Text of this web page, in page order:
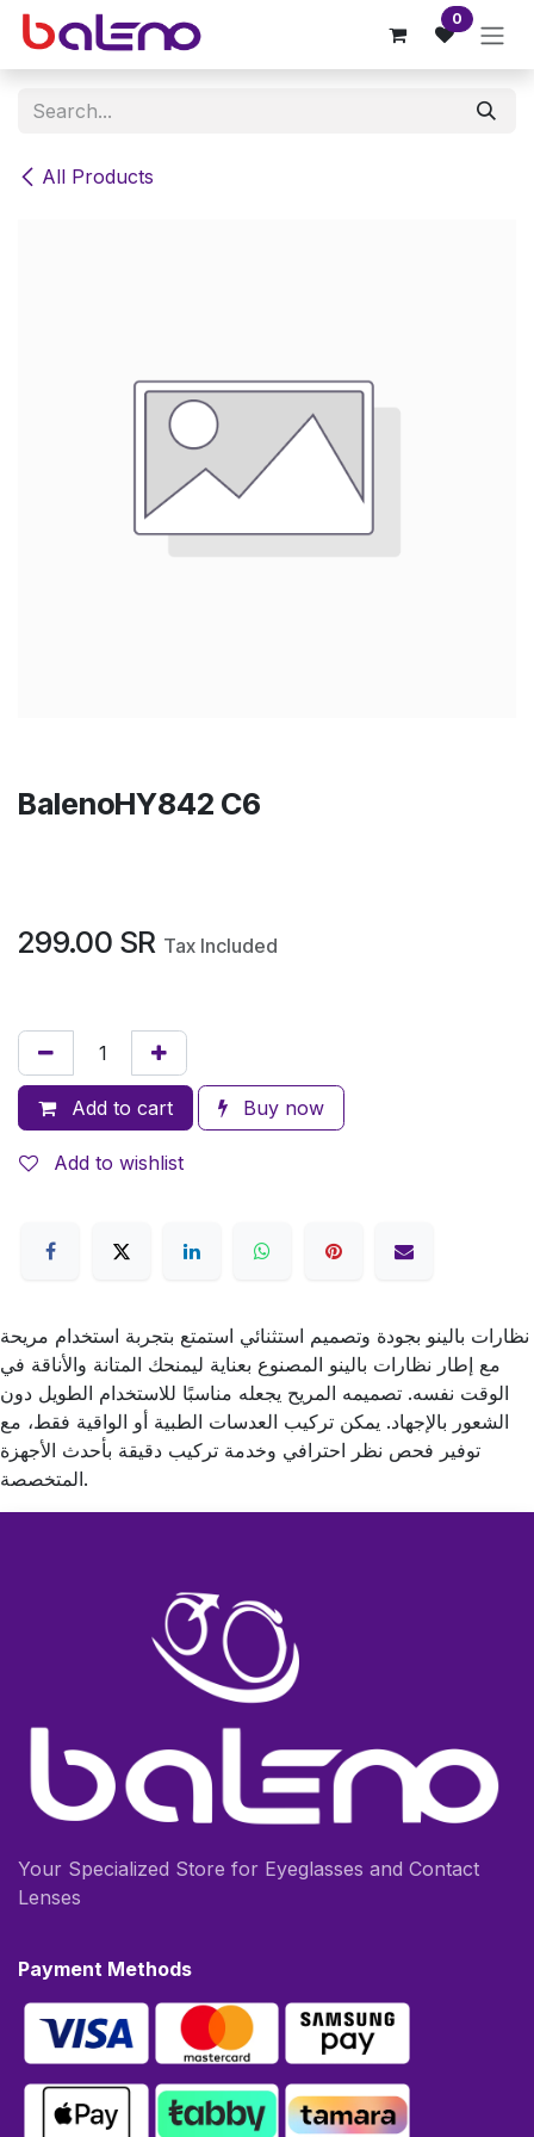
Skip to Content 0
All Products
BalenoHY842 C6
299.00 SR Tax Included
Add to cart Buy now
Add to wishlist
نظارات بالينو بجودة وتصميم استثنائي استمتع بتجربة استخدام مريحة
مع إطار نظارات بالينو المصنوع بعناية ليمنحك المتانة والأناقة في
الوقت نفسه. تصميمه المريح يجعله مناسبًا للاستخدام الطويل دون
الشعور بالإجهاد. يمكن تركيب العدسات الطبية أو الواقية فقط، مع
توفير فحص نظر احترافي وخدمة تركيب دقيقة بأحدث الأجهزة
المتخصصة.
Your Specialized Store for Eyeglasses and Contact
Lenses
Payment Methods